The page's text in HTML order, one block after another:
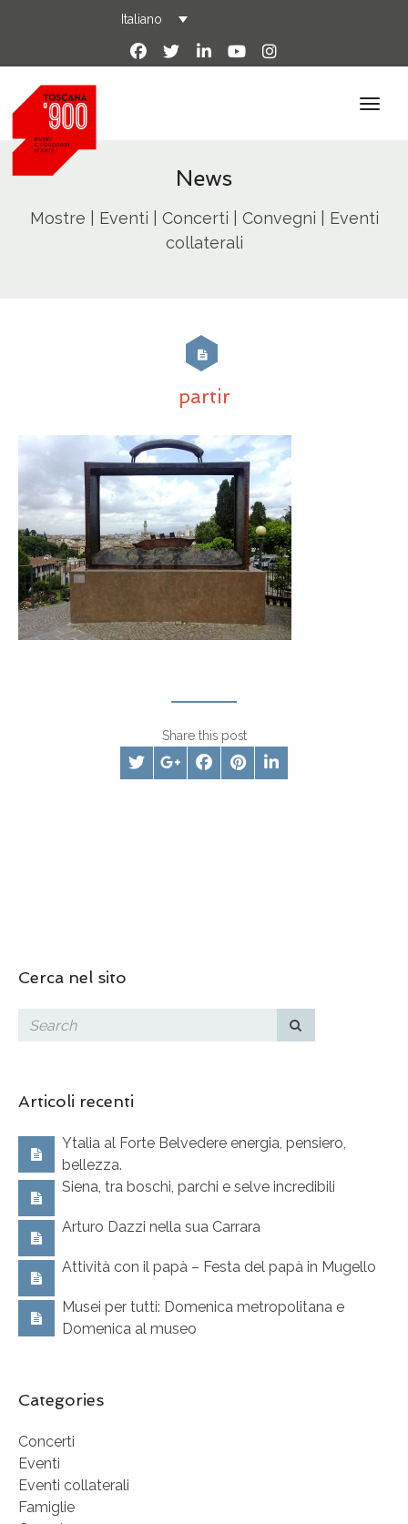
Italiano
News
Mostre | Eventi | Concerti | Convegni | Eventi
collaterali
partir
Share this post
Cerca nel sito
Articoli recenti
Ytalia al Forte Belvedere energia, pensiero,
bellezza.
Siena, tra boschi, parchi e selve incredibili
Arturo Dazzi nella sua Carrara
Attività con il papà – Festa del papà in Mugello
Musei per tutti: Domenica metropolitana e
Domenica al museo
Categories
Concerti
Eventi
Eventi collaterali
Famiglie